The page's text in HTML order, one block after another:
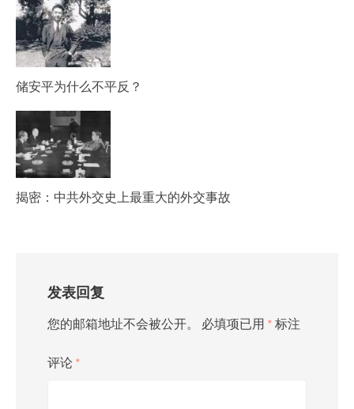
储安平为什么不平反？
揭密：中共外交史上最重大的外交事故
发表回复
您的邮箱地址不会被公开。 必填项已用 * 标注
评论 *